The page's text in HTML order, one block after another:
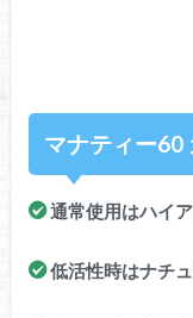
マナティー60
通常使用はハイ
低活性時はナチ